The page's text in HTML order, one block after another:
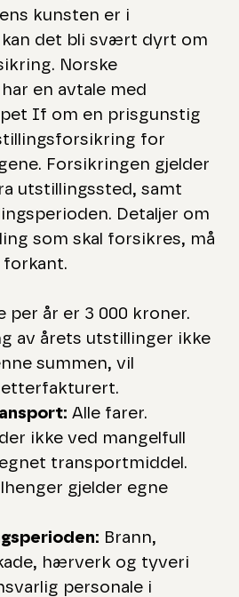
kunsten er i
kan det bli svært dyrt om
Norske
en avtale med
If om en prisgunstig
for
Forsikringen gjelder
utstillingssted, samt
Detaljer om
som skal forsikres, må
per år er 3 000 kroner.
av årets utstillinger ikke
summen, vil
etterfakturert.
Alle farer.
ikke ved mangelfull
transportmiddel.
gjelder egne
Brann,
hærverk og tyveri
personale i